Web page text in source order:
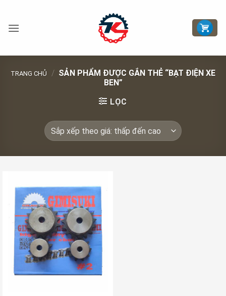
nội
TRANG CHỦ / SẢN PHẨM ĐƯỢC GẮN THẺ “BẠT ĐIỆN XE
BEN”
LỌC